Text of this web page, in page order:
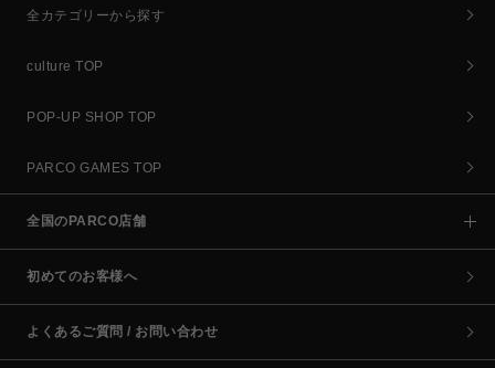
全カテゴリーから探す
culture TOP
POP-UP SHOP TOP
PARCO GAMES TOP
全国のPARCO店舗
初めてのお客様へ
よくあるご質問 / お問い合わせ